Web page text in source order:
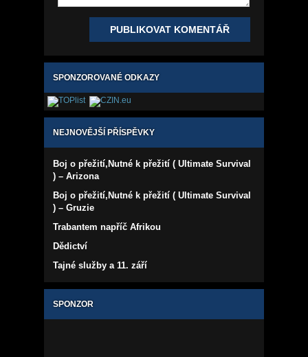
SPONZOROVANÉ ODKAZY
NEJNOVĚJŠÍ PŘÍSPĚVKY
Boj o přežití,Nutné k přežití ( Ultimate Survival
) – Arizona
Boj o přežití,Nutné k přežití ( Ultimate Survival
) – Gruzie
Trabantem napříč Afrikou
Dědictví
Tajné služby a 11. září
SPONZOR